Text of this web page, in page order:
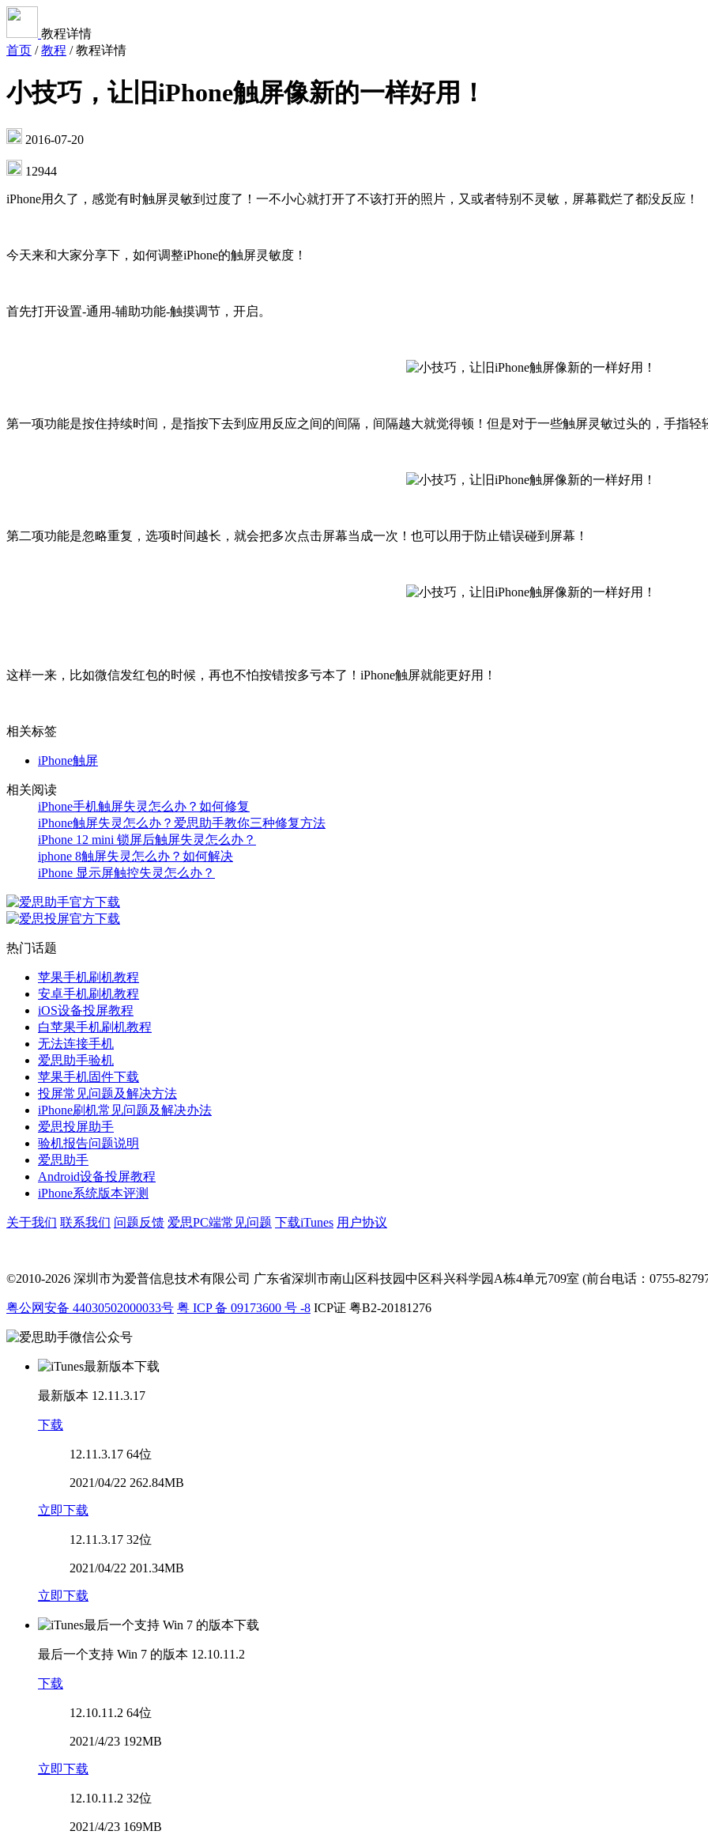
教程详情
首页 / 教程 / 教程详情
小技巧，让旧iPhone触屏像新的一样好用！
2016-07-20
12944
iPhone用久了，感觉有时触屏灵敏到过度了！一不小心就打开了不该打开的照片，又或者特别不灵敏，屏幕戳烂了都没反应！
今天来和大家分享下，如何调整iPhone的触屏灵敏度！
首先打开设置-通用-辅助功能-触摸调节，开启。
第一项功能是按住持续时间，是指按下去到应用反应之间的间隔，间隔越大就觉得顿！但是对于一些触屏灵敏过头的，手指
第二项功能是忽略重复，选项时间越长，就会把多次点击屏幕当成一次！也可以用于防止错误碰到屏幕！
这样一来，比如微信发红包的时候，再也不怕按错按多亏本了！iPhone触屏就能更好用！
相关标签
iPhone触屏
相关阅读
iPhone手机触屏失灵怎么办？如何修复
iPhone触屏失灵怎么办？爱思助手教你三种修复方法
iPhone 12 mini 锁屏后触屏失灵怎么办？
iphone 8触屏失灵怎么办？如何解决
iPhone 显示屏触控失灵怎么办？
热门话题
苹果手机刷机教程
安卓手机刷机教程
iOS设备投屏教程
白苹果手机刷机教程
无法连接手机
爱思助手验机
苹果手机固件下载
投屏常见问题及解决方法
iPhone刷机常见问题及解决办法
爱思投屏助手
验机报告问题说明
爱思助手
Android设备投屏教程
iPhone系统版本评测
关于我们 联系我们 问题反馈 爱思PC端常见问题 下载iTunes 用户协议
©2010-2026 深圳市为爱普信息技术有限公司 广东省深圳市南山区科技园中区科兴科学园A栋4单元709室 (前台电话：0755-
粤公网安备 44030502000033号 粤 ICP 备 09173600 号 -8 ICP证 粤B2-20181276
最新版本 12.11.3.17
下载
12.11.3.17 64位
2021/04/22 262.84MB
立即下载
12.11.3.17 32位
2021/04/22 201.34MB
立即下载
最后一个支持 Win 7 的版本 12.10.11.2
下载
12.10.11.2 64位
2021/4/23 192MB
立即下载
12.10.11.2 32位
2021/4/23 169MB